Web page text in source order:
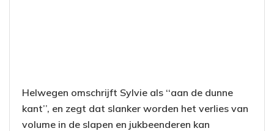
Helwegen omschrijft Sylvie als ‘‘aan de dunne
kant’’, en zegt dat slanker worden het verlies van
volume in de slapen en jukbeenderen kan